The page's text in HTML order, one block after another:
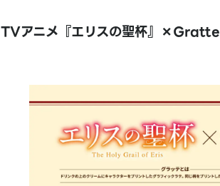
TVアニメ『エリスの聖杯』×Gratte